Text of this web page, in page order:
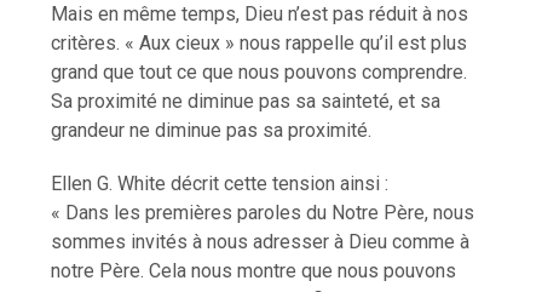
Mais en même temps, Dieu n’est pas réduit à nos
critères. « Aux cieux » nous rappelle qu’il est plus
grand que tout ce que nous pouvons comprendre.
Sa proximité ne diminue pas sa sainteté, et sa
grandeur ne diminue pas sa proximité.
Ellen G. White décrit cette tension ainsi :
« Dans les premières paroles du Notre Père, nous
sommes invités à nous adresser à Dieu comme à
notre Père. Cela nous montre que nous pouvons